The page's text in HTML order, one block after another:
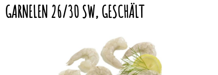
GARNELEN 26/30 SW, GESCHÄLT